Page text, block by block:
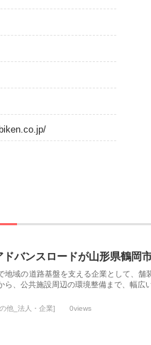
ドバンスロードが山形県鶴岡
地域の道路基盤を支える企業として、
ら、公共施設周辺の環境整備まで、幅広
他_法人・企業] 0views